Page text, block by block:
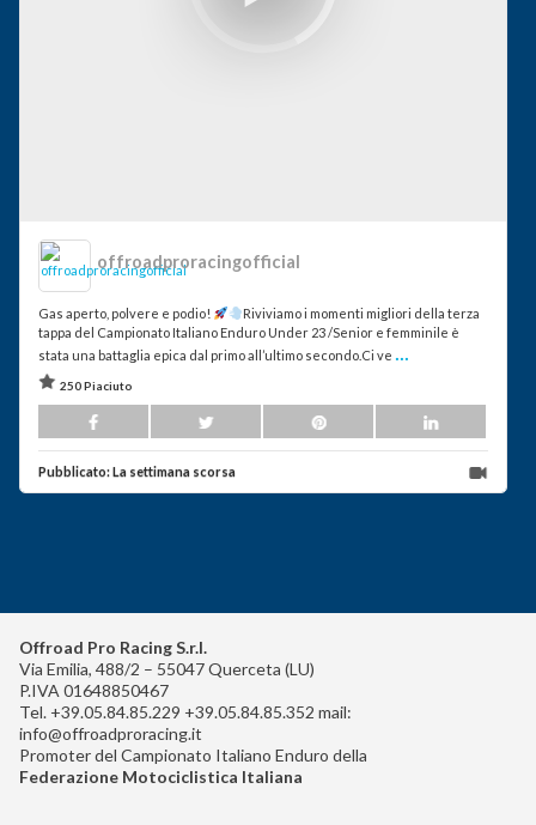
offroadproracingofficial
Gas aperto, polvere e podio!
Riviviamo i momenti migliori della terza
tappa del Campionato Italiano Enduro Under 23 /Senior e femminile è
stata una battaglia epica dal primo all’ultimo secondo.Ci ve ...
250 Piaciuto
Pubblicato:La settimana scorsa
Offroad Pro Racing S.r.l.
Via Emilia, 488/2 – 55047 Querceta (LU)
P.IVA 01648850467
Tel. +39.05.84.85.229 +39.05.84.85.352 mail:
info@offroadproracing.it
Promoter del Campionato Italiano Enduro della
Federazione Motociclistica Italiana